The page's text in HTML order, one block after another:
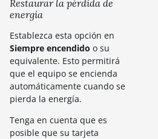
Restaurar la pérdida de
energía
Establezca esta opción en
Siempre encendido o su
equivalente. Esto permitirá
que el equipo se encienda
automáticamente cuando se
pierda la energía.
Tenga en cuenta que es
posible que su tarjeta